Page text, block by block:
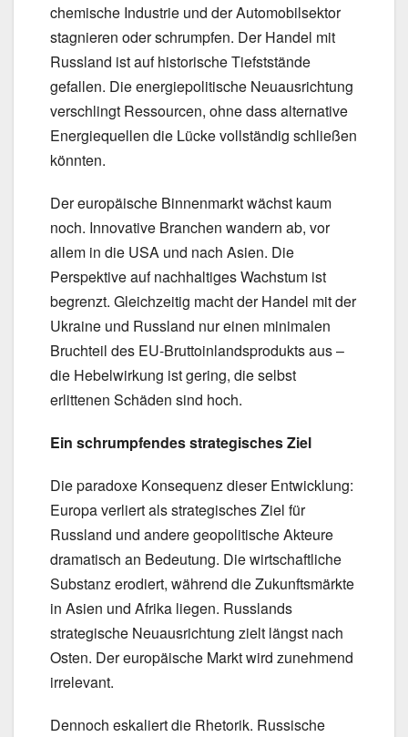
chemische Industrie und der Automobilsektor
stagnieren oder schrumpfen. Der Handel mit
Russland ist auf historische Tiefststände
gefallen. Die energiepolitische Neuausrichtung
verschlingt Ressourcen, ohne dass alternative
Energiequellen die Lücke vollständig schließen
könnten.
Der europäische Binnenmarkt wächst kaum
noch. Innovative Branchen wandern ab, vor
allem in die USA und nach Asien. Die
Perspektive auf nachhaltiges Wachstum ist
begrenzt. Gleichzeitig macht der Handel mit der
Ukraine und Russland nur einen minimalen
Bruchteil des EU-Bruttoinlandsprodukts aus –
die Hebelwirkung ist gering, die selbst
erlittenen Schäden sind hoch.
Ein schrumpfendes strategisches Ziel
Die paradoxe Konsequenz dieser Entwicklung:
Europa verliert als strategisches Ziel für
Russland und andere geopolitische Akteure
dramatisch an Bedeutung. Die wirtschaftliche
Substanz erodiert, während die Zukunftsmärkte
in Asien und Afrika liegen. Russlands
strategische Neuausrichtung zielt längst nach
Osten. Der europäische Markt wird zunehmend
irrelevant.
Dennoch eskaliert die Rhetorik. Russische